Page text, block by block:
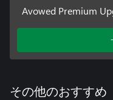
Avowed Premium
その他のおすすめ